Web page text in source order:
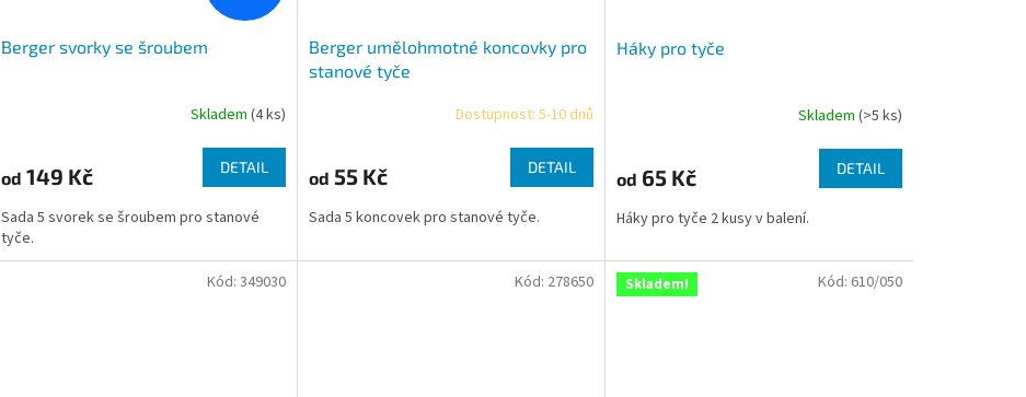
Berger svorky se šroubem
Skladem (4 ks)
od 149 Kč DETAIL
Sada 5 svorek se šroubem pro stanové
tyče.
Berger umělohmotné koncovky pro
stanové tyče
Dostupnost: 5-10 dnů
od 55 Kč DETAIL
Sada 5 koncovek pro stanové tyče.
Háky pro tyče
Skladem (>5 ks)
od 65 Kč DETAIL
Háky pro tyče 2 kusy v balení.
Kód: 349030 Kód: 278650 Skladem! Kód: 610/050